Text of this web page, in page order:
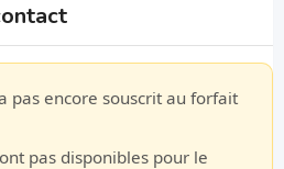
pas encore souscrit au forfait
pas disponibles pour le